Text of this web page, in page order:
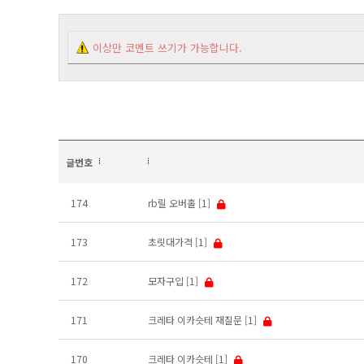
이상만 코멘트 쓰기가 가능합니다.
글번호
174 rb릴 오버홀 [1]
173 초릿대가격 [1]
172 모자구입 [1]
171 크레타 이카슷테 재질문 [1]
170 크레타 이카슷테 [1]